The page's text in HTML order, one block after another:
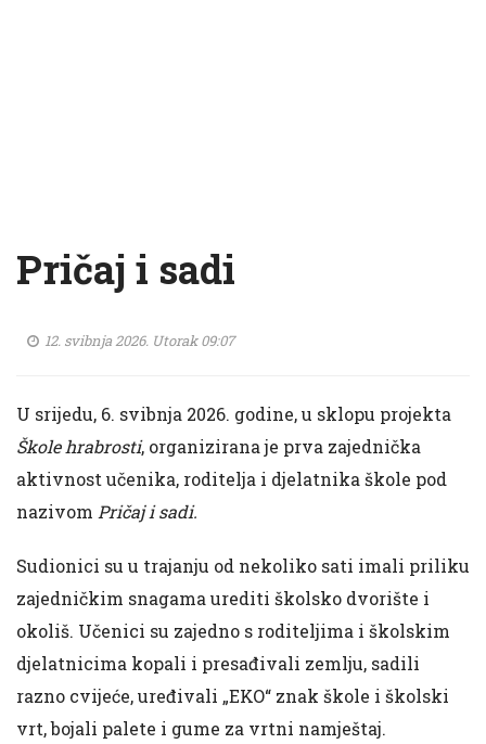
Pričaj i sadi
12. svibnja 2026. Utorak 09:07
U srijedu, 6. svibnja 2026. godine, u sklopu projekta
Škole hrabrosti, organizirana je prva zajednička
aktivnost učenika, roditelja i djelatnika škole pod
nazivom Pričaj i sadi.
Sudionici su u trajanju od nekoliko sati imali priliku
zajedničkim snagama urediti školsko dvorište i
okoliš. Učenici su zajedno s roditeljima i školskim
djelatnicima kopali i presađivali zemlju, sadili
razno cvijeće, uređivali „EKO“ znak škole i školski
vrt, bojali palete i gume za vrtni namještaj.